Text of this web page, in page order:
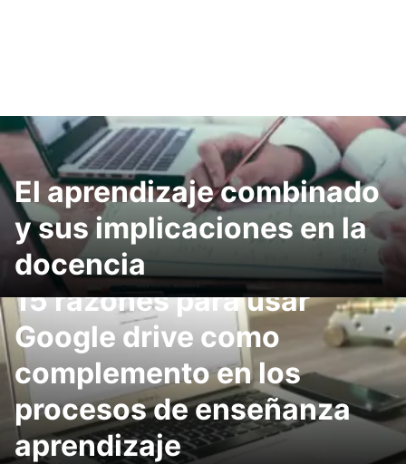
El aprendizaje combinado
y sus implicaciones en la
docencia
15 razones para usar
Google drive como
complemento en los
procesos de enseñanza
aprendizaje